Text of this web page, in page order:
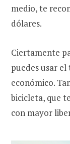
medio, te
dólares.
Ciertamente
puedes usar
económico.
bicicleta, que
con mayor